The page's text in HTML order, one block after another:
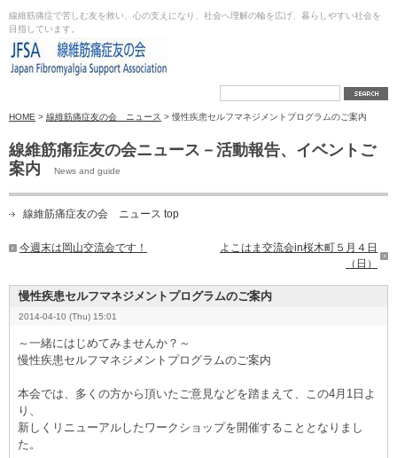
線維筋痛症で苦しむ友を救い、心の支えになり、社会へ理解の輪を広げ、暮らしやすい社会を
目指しています。
HOME > 線維筋痛症友の会 ニュース > 慢性疾患セルフマネジメントプログラムのご案内
線維筋痛症友の会ニュース－活動報告、イベントご
案内
News and guide
線維筋痛症友の会 ニュース top
今週末は岡山交流会です！
よこはま交流会in桜木町５月４日
（日）
慢性疾患セルフマネジメントプログラムのご案内
2014-04-10 (Thu) 15:01
～一緒にはじめてみませんか？～
慢性疾患セルフマネジメントプログラムのご案内
本会では、多くの方から頂いたご意見などを踏まえて、この4月1日よ
り、
新しくリニューアルしたワークショップを開催することとなりまし
た。